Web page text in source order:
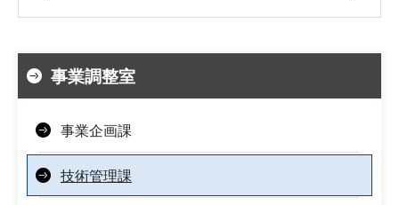
事業調整室
事業企画課
技術管理課